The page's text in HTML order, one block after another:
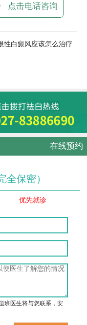
点击电话咨询
性白癜风应该怎么治疗
在线预约
全保密）
优先就诊
班医生将与您联系，安